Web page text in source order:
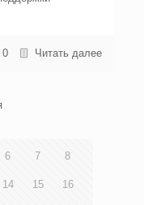
0 Читать далее
6 7 8
14 15 16